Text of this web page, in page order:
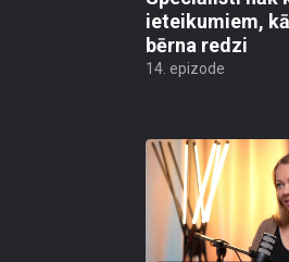
ieteikumiem,
bērna redzi
14. epizode